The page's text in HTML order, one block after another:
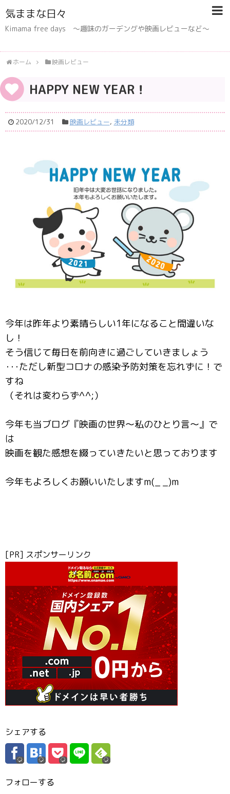
気ままな日々
Kimama free days 〜趣味のガーデングや映画レビューなど〜
ホーム 映画レビュー
HAPPY NEW YEAR！
2020/12/31 映画レビュー, 未分類
今年は昨年より素晴らしい1年になること間違いな
し！
そう信じて毎日を前向きに過ごしていきましょう
･･･ただし新型コロナの感染予防対策を忘れずに！で
すね
（それは変わらず^^;）
今年も当ブログ『映画の世界～私のひとり言～』で
は
映画を観た感想を綴っていきたいと思っております
今年もよろしくお願いいたしますm(_ _)m
[PR] スポンサーリンク
シェアする
フォローする